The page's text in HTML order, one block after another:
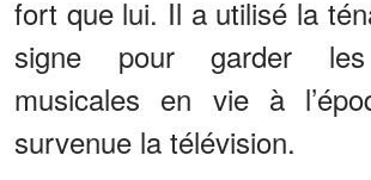
fort que lui. Il a utilisé la
signe pour garder les
musicales en vie à
survenue la télévision.